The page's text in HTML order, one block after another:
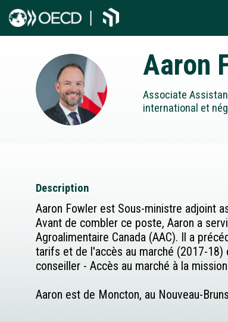
AF
Aaron
Associate
international et
Description
Aaron Fowler est Sous-ministre adjoint
Avant de combler ce poste, Aaron a
Agroalimentaire Canada (AAC). Il a
tarifs et de l'accès au marché (2017-
conseiller - Accès au marché à la
Aaron est de Moncton, au Nouveau-